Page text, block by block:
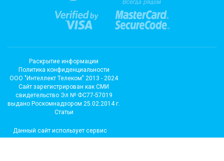
Раскрытие информации
Политика конфиденциальности
ООО "Интеллект Телеком" 2013 - 2024
Cайт зарегистрирован как СМИ
свидетельство Эл № ФС77-57019
выдано Роскомнадзором 25.02.2014 г.
Статьи
Данный сайт использует сервис
метрических программ и